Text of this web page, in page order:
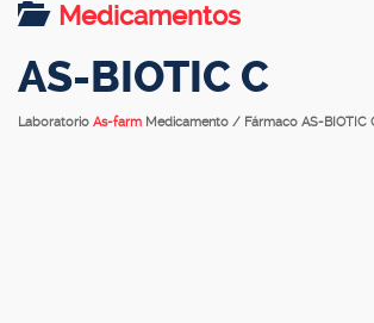
Medicamentos
AS-BIOTIC C
Laboratorio As-farm Medicamento / Fármaco AS-BIOTIC